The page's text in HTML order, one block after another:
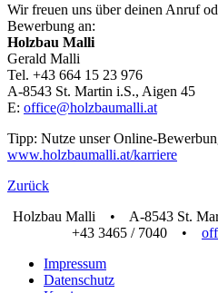
Wir freuen uns über deinen Anruf
Bewerbung an:
Holzbau Malli
Gerald Malli
Tel. +43 664 15 23 976
A-8543 St. Martin i.S., Aigen 45
E: office@holzbaumalli.at
Tipp: Nutze unser Online-
www.holzbaumalli.at/karriere
Zurück
Holzbau Malli • A-8543 St.
+43 3465 / 7040 •
Impressum
Datenschutz